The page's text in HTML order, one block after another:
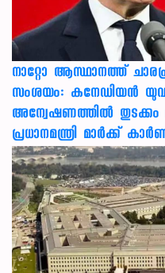
നാറ്റോ ആസ്ഥാനത്ത്
സംശയം: കനേഡിയന്‍
അന്വേഷണത്തില്‍
പ്രധാനമന്ത്രി മാര്‍ക്ക്